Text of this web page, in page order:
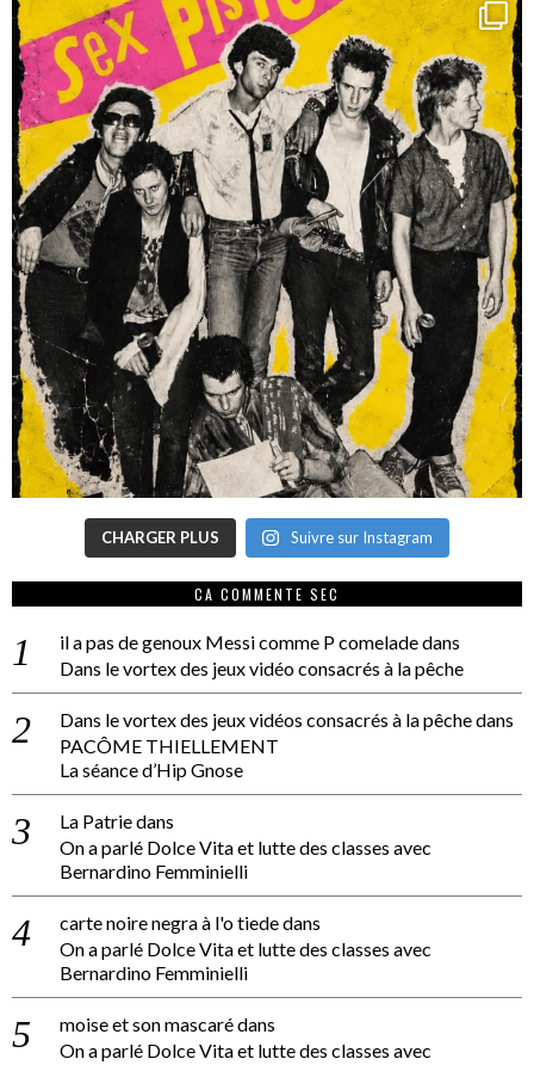
CHARGER PLUS Suivre sur Instagram
CA COMMENTE SEC
il a pas de genoux Messi comme P comeladedans
Dans le vortex des jeux vidéo consacrés à la pêche
Dans le vortex des jeux vidéos consacrés à la pêchedans
PACÔME THIELLEMENT
La séance d’Hip Gnose
La Patriedans
On a parlé Dolce Vita et lutte des classes avec
Bernardino Femminielli
carte noire negra à l'o tiededans
On a parlé Dolce Vita et lutte des classes avec
Bernardino Femminielli
moise et son mascarédans
On a parlé Dolce Vita et lutte des classes avec